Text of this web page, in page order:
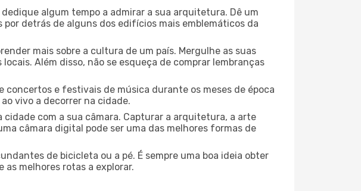
algum tempo a admirar a sua arquitetura. Dê um
detrás de alguns dos edifícios mais emblemáticos da
mais sobre a cultura de um país. Mergulhe as suas
Além disso, não se esqueça de comprar lembranças
e festivais de música durante os meses de época
vivo a decorrer na cidade.
com a sua câmara. Capturar a arquitetura, a arte
câmara digital pode ser uma das melhores formas de
de bicicleta ou a pé. É sempre uma boa ideia obter
as melhores rotas a explorar.